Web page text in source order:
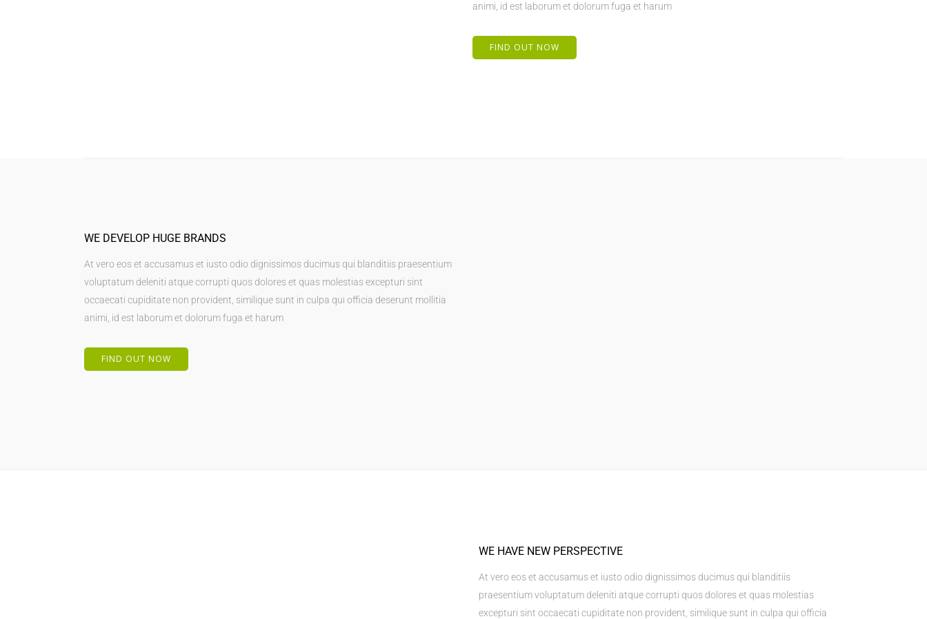
animi, id est laborum et dolorum fuga et harum
FIND OUT NOW
WE DEVELOP HUGE BRANDS
At vero eos et accusamus et iusto odio dignissimos ducimus qui blanditiis praesentium
voluptatum deleniti atque corrupti quos dolores et quas molestias excepturi sint
occaecati cupiditate non provident, similique sunt in culpa qui officia deserunt mollitia
animi, id est laborum et dolorum fuga et harum
FIND OUT NOW
WE HAVE NEW PERSPECTIVE
At vero eos et accusamus et iusto odio dignissimos ducimus qui blanditiis
praesentium voluptatum deleniti atque corrupti quos dolores et quas molestias
excepturi sint occaecati cupiditate non provident, similique sunt in culpa qui officia